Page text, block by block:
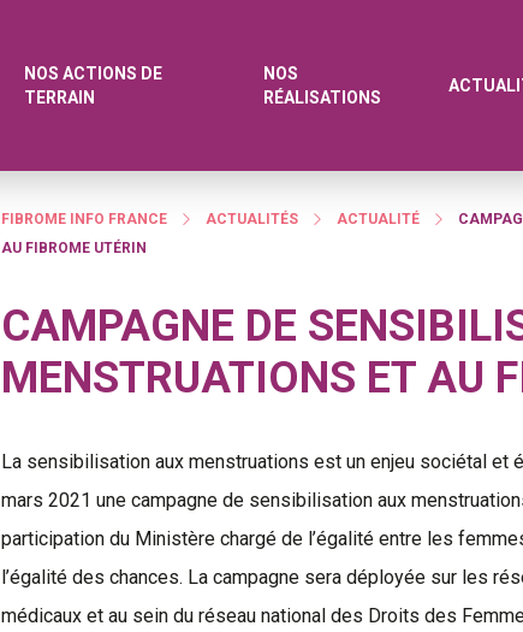
NOS ACTIONS DE
TERRAIN
NOS
RÉALISATIONS
FIBROME INFO FRANCE ACTUALITÉS ACTUALITÉ
AU FIBROME UTÉRIN
CAMPAGNE DE
MENSTRUATIONS ET AU
La sensibilisation aux menstruations est un enjeu sociétal et
mars 2021 une campagne de sensibilisation aux
participation du Ministère chargé de l’égalité entre les
l’égalité des chances. La campagne sera déployée sur les
médicaux et au sein du réseau national des Droits des